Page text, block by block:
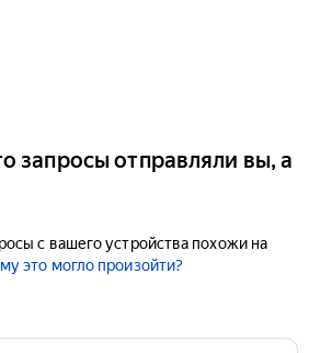
запросы отправляли вы, а
с вашего устройства похожи на
это могло произойти?